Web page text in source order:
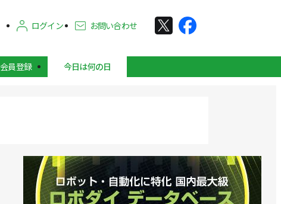
ログイン お問い合わせ
会員登録 今日は何の日